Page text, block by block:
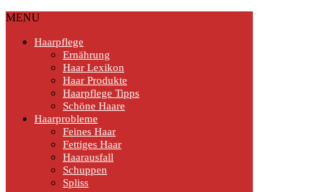
MENU
Haarpflege
Ernährung
Haar Lexikon
Haar Produkte
Haarpflege Tipps
Schöne Haare
Haarprobleme
Feines Haar
Fettiges Haar
Haarausfall
Schuppen
Spliss